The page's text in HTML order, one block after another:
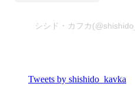
シシド・カフカ
Tweets by shishido_kavka